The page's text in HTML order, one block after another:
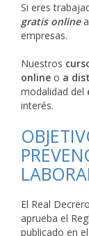
Si eres
gratis onlinea
empresas.
Nuestros
online o a
modalidad del
interés.
El Real
aprueba el
publicado en